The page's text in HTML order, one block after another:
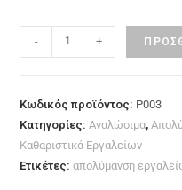
- +
Κωδικός προϊόντος: P003
Κατηγορίες: Αναλώσιμα,
Καθαριστικά Εργαλείων
Ετικέτες:απολύμανση